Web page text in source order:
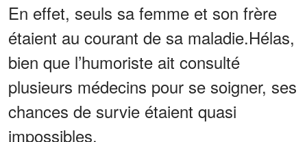
En effet, seuls sa femme et son frère
étaient au courant de sa maladie.Hélas,
bien que l’humoriste ait consulté
plusieurs médecins pour se soigner, ses
chances de survie étaient quasi
impossibles.